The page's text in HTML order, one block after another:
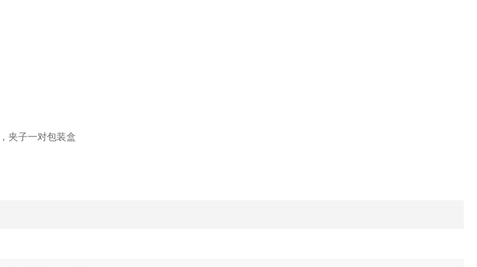
夹子一对包装盒